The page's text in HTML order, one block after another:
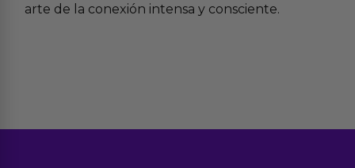
arte de la conexión intensa y consciente.